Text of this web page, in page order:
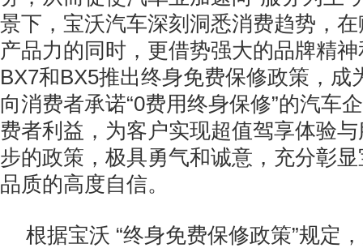
景下，宝沃汽车深刻洞悉消费趋势，
产品力的同时，更借势强大的品牌精
BX7和BX5推出终身免费保修政策，成
向消费者承诺“0费用终身保修”的汽车
费者利益，为客户实现超值驾享体验
步的政策，极具勇气和诚意，充分彰
品质的高度自信。
根据宝沃 “终身免费保修政策”规定